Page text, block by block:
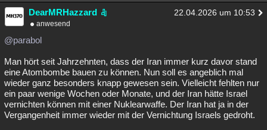
DearMRHazzard 22.04.2026 um 10:53
anwesend
@parabol
Man hört seit Jahrzehnten, dass der Iran immer kurz davor stand
eine Atombombe bauen zu können. Nun soll es angeblich mal
wieder ganz besonders knapp gewesen sein. Vielleicht fehlten nur
ein paar wenige Wochen oder Monate, und der Iran hätte Israel
vernichten können mit einer Nuklearwaffe. Der Iran hat ja in der
Vergangenheit immer wieder mit der Vernichtung Israels gedroht.